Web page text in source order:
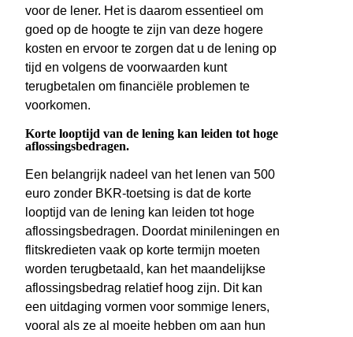
voor de lener. Het is daarom essentieel om
goed op de hoogte te zijn van deze hogere
kosten en ervoor te zorgen dat u de lening op
tijd en volgens de voorwaarden kunt
terugbetalen om financiële problemen te
voorkomen.
Korte looptijd van de lening kan leiden tot hoge
aflossingsbedragen.
Een belangrijk nadeel van het lenen van 500
euro zonder BKR-toetsing is dat de korte
looptijd van de lening kan leiden tot hoge
aflossingsbedragen. Doordat minileningen en
flitskredieten vaak op korte termijn moeten
worden terugbetaald, kan het maandelijkse
aflossingsbedrag relatief hoog zijn. Dit kan
een uitdaging vormen voor sommige leners,
vooral als ze al moeite hebben om aan hun